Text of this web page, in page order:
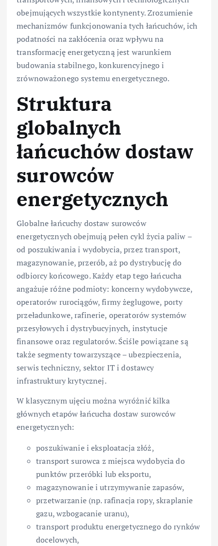
obejmujących wszystkie kontynenty. Zrozumienie
mechanizmów funkcjonowania tych łańcuchów, ich
podatności na zakłócenia oraz wpływu na
transformację energetyczną jest warunkiem
budowania stabilnego, konkurencyjnego i
zrównoważonego systemu energetycznego.
Struktura
globalnych
łańcuchów dostaw
surowców
energetycznych
Globalne łańcuchy dostaw surowców
energetycznych obejmują pełen cykl życia paliw –
od poszukiwania i wydobycia, przez transport,
magazynowanie, przerób, aż po dystrybucję do
odbiorcy końcowego. Każdy etap tego łańcucha
angażuje różne podmioty: koncerny wydobywcze,
operatorów rurociągów, firmy żeglugowe, porty
przeładunkowe, rafinerie, operatorów systemów
przesyłowych i dystrybucyjnych, instytucje
finansowe oraz regulatorów. Ściśle powiązane są
także segmenty towarzyszące – ubezpieczenia,
serwis techniczny, sektor IT i dostawcy
infrastruktury krytycznej.
W klasycznym ujęciu można wyróżnić kilka
głównych etapów łańcucha dostaw surowców
energetycznych:
poszukiwanie i eksploatacja złóż,
transport surowca z miejsca wydobycia do
punktów przeróbki lub eksportu,
magazynowanie i utrzymywanie zapasów,
przetwarzanie (np. rafinacja ropy, skraplanie
gazu, wzbogacanie uranu),
transport produktu energetycznego do rynków
docelowych,